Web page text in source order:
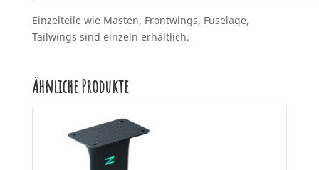
Einzelteile wie Masten, Frontwings, Fuselage,
Tailwings sind einzeln erhältlich.
Ähnliche Produkte